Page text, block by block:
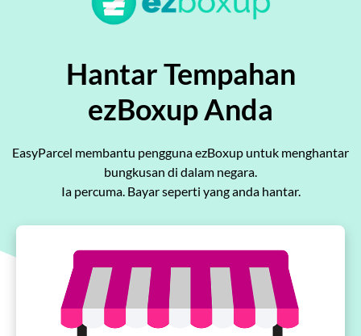
Marketplace
Hantar Tempahan
ezBoxup Anda
EasyParcel membantu pengguna ezBoxup untuk menghantar
bungkusan di dalam negara.
Ia percuma. Bayar seperti yang anda hantar.